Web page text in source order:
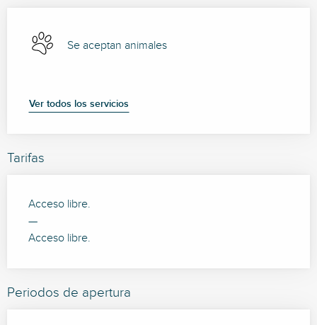
Se aceptan animales
Ver todos los servicios
Tarifas
Acceso libre.
—
Acceso libre.
Periodos de apertura